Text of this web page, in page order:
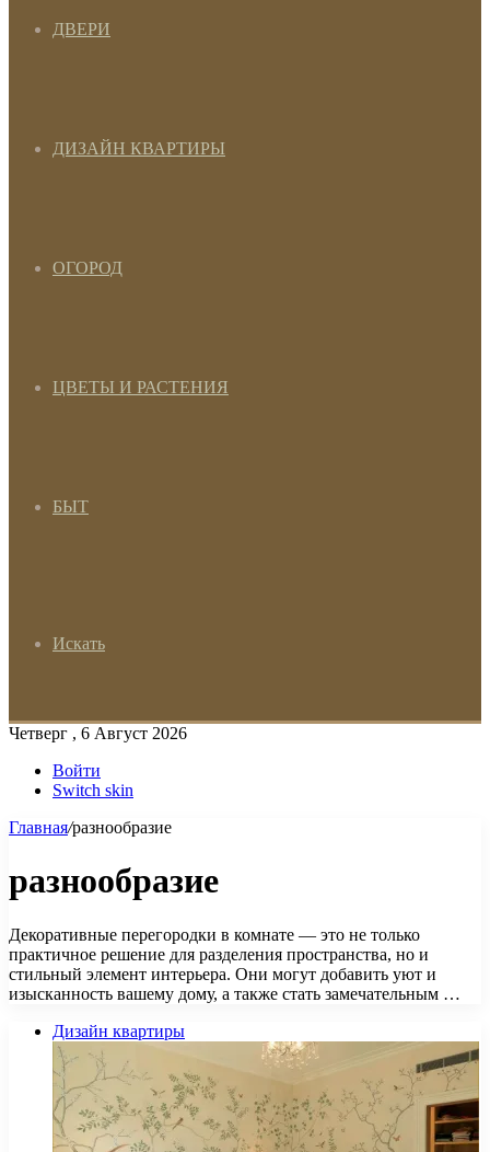
ДВЕРИ
ДИЗАЙН КВАРТИРЫ
ОГОРОД
ЦВЕТЫ И РАСТЕНИЯ
БЫТ
Искать
Четверг , 6 Август 2026
Войти
Switch skin
Главная/разнообразие
разнообразие
Декоративные перегородки в комнате — это не только
практичное решение для разделения пространства, но и
стильный элемент интерьера. Они могут добавить уют и
изысканность вашему дому, а также стать замечательным …
Дизайн квартиры